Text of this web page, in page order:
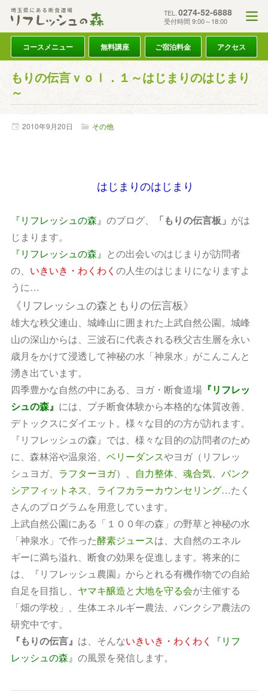
TEL. 0274-52-6888
受付時間 9:00～18:00
コースメニュー 無料講座 ご宿泊料金 アクセス
もりの伝言ｖｏｌ．１～はじまりのはじまり
～
2010年9月20日 その他
はじまりのはじまり
『リフレッシュの森』 のブログ、 「もりの伝言板」 がは
じまります。
『リフレッシュの森』 との出会いのはじまりが訪問者
の、 いきいき・わくわく の人生のはじまりになりますよ
うに…
《リフレッシュの森ともりの伝言板》
雄大な秩父連山、城峰山に囲まれた上武自然公園。城峰
山の深山からは、三波石に代表される秩父古生層を永い
歳月をかけて浸透して神秘の水「神泉水」がこんこんと
湧き出ています。
四季豊かな自然の中にある、ヨガ・断食道場『リフレッ
シュの森』 には、 プチ断食体験から本格的な体質改善、
デトックスにダイエット。様々な目的の方が訪れます。
『リフレッシュの森』では、様々な目的の訪問者のため
に、森林浴や温泉浴、 ベリーダンスやヨガ（リフレッ
シュヨガ、 ラフターヨガ）、 自力整体、 魂合気、 バンク
シアフィットネス、 ライフカラーカウンセリング…たく
さんのプログラムを用意しています。
上武自然公園にある「１００年の森」の野草と神秘の水
「神泉水」で作った酵素ジュースは、大自然のエネル
ギーに満ち溢れ、断食の効果を促進します。将来的に
は、『リフレッシュ農園』からとれる有機作物での自給
自足を目指し、 ヤマキ醸造と大地を守る会が主催する
「畑の学校」、生体エネルギー農法、バンクシア農法の
研究中です。
『もりの伝言』 は、そんないきいき・わくわく
『リフ
レッシュの森』 の風景を発信します。